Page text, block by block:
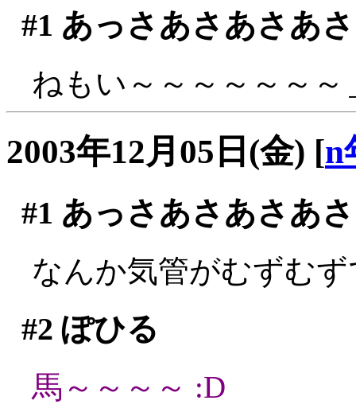
#1 あっさあさあさあ
ねもい～～～～～～～
2003年12月05日(金) [n
#1 あっさあさあさあ
なんか気管がむずむ
#2 ぽひる
馬～～～～ :D